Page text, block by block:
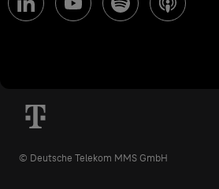
© Deutsche Telekom MMS GmbH